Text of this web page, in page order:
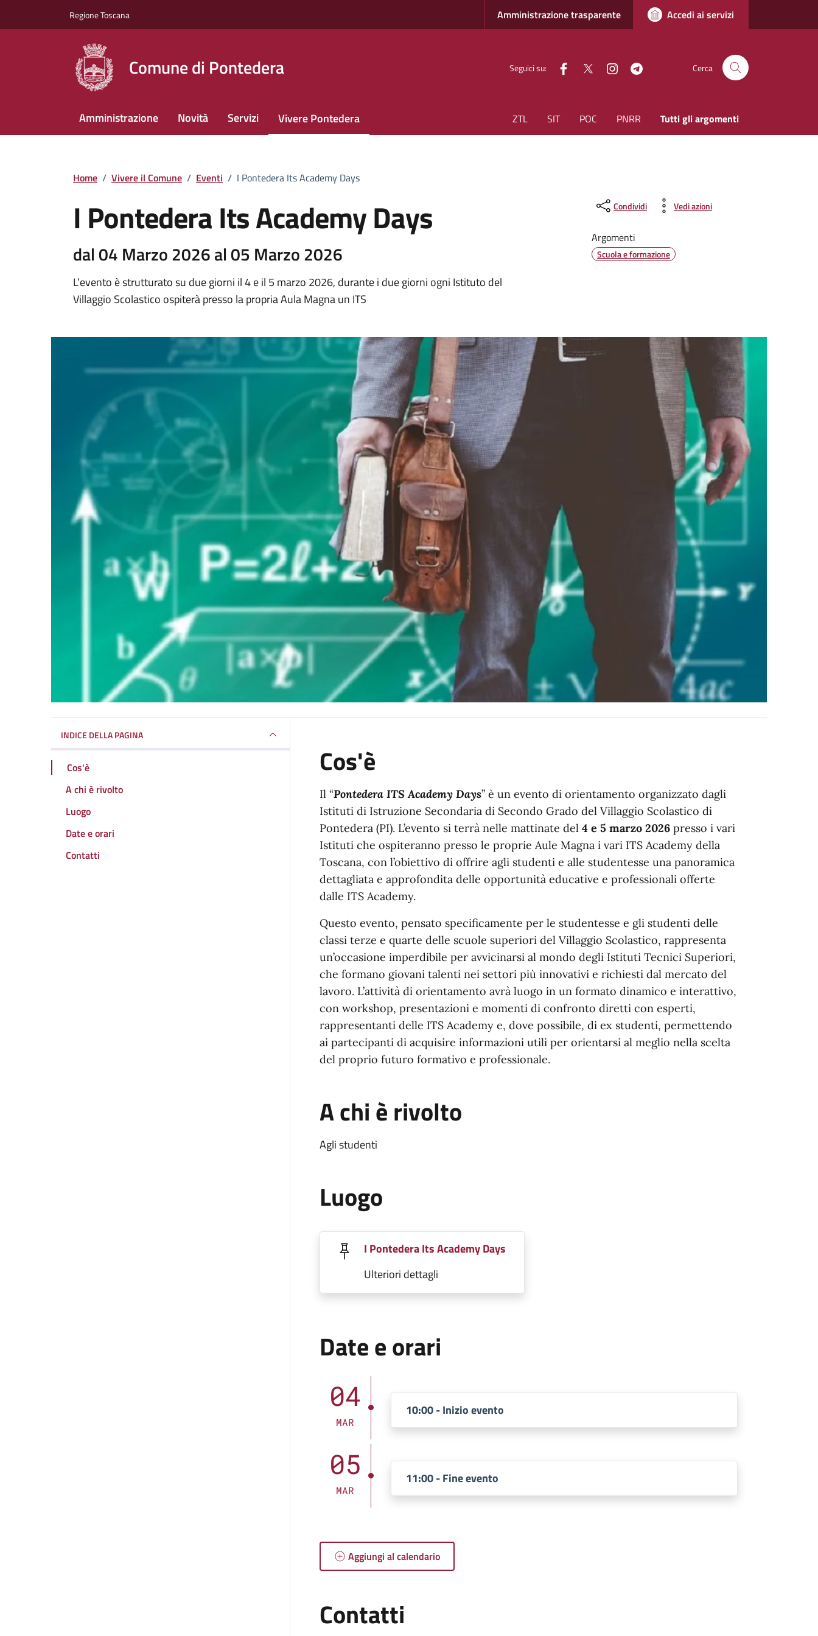
Regione Toscana Amministrazione trasparente Accedi ai servizi
Comune di Pontedera Seguici su: facebook
Twitter instagram Cerca
Amministrazione Novità Servizi Vivere Pontedera ZTL SIT POC PNRR Tutti gli argomenti
Home / Vivere il Comune / Eventi / I Pontedera Its Academy Days
I Pontedera Its Academy Days
dal 04 Marzo 2026 al 05 Marzo 2026
L’evento è strutturato su due giorni il 4 e il 5 marzo 2026, durante i due giorni ogni Istituto del
Villaggio Scolastico ospiterà presso la propria Aula Magna un ITS
Condividi Vedi azioni
Argomenti
Scuola e formazione
INDICE DELLA PAGINA
Cos'è
A chi è rivolto
Luogo
Date e orari
Contatti
Cos'è
Il “Pontedera ITS Academy Days” è un evento di orientamento organizzato dagli
Istituti di Istruzione Secondaria di Secondo Grado del Villaggio Scolastico di
Pontedera (PI). L’evento si terrà nelle mattinate del 4 e 5 marzo 2026 presso i vari
Istituti che ospiteranno presso le proprie Aule Magna i vari ITS Academy della
Toscana, con l’obiettivo di offrire agli studenti e alle studentesse una panoramica
dettagliata e approfondita delle opportunità educative e professionali offerte
dalle ITS Academy.
Questo evento, pensato specificamente per le studentesse e gli studenti delle
classi terze e quarte delle scuole superiori del Villaggio Scolastico, rappresenta
un’occasione imperdibile per avvicinarsi al mondo degli Istituti Tecnici Superiori,
che formano giovani talenti nei settori più innovativi e richiesti dal mercato del
lavoro. L’attività di orientamento avrà luogo in un formato dinamico e interattivo,
con workshop, presentazioni e momenti di confronto diretti con esperti,
rappresentanti delle ITS Academy e, dove possibile, di ex studenti, permettendo
ai partecipanti di acquisire informazioni utili per orientarsi al meglio nella scelta
del proprio futuro formativo e professionale.
A chi è rivolto
Agli studenti
Luogo
I Pontedera Its Academy Days
Ulteriori dettagli
Date e orari
04
MAR
10:00 - Inizio evento
05
MAR
11:00 - Fine evento
Aggiungi al calendario
Contatti